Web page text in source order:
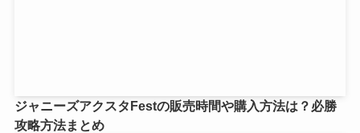
ジャニーズアクスタFestの販売時間や購入方法は？必勝
攻略方法まとめ